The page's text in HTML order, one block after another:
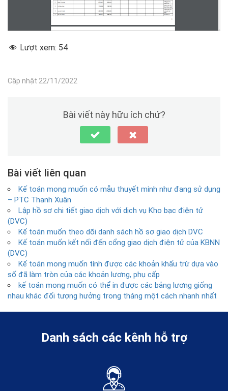
Lượt xem: 54
Cập nhật 22/11/2022
Bài viết này hữu ích chứ?
Bài viết liên quan
Kế toán mong muốn có mẫu thuyết minh như đang sử dụng
– PTC Thanh Xuân
Lập hồ sơ chi tiết giao dịch với dịch vụ Kho bạc điện tử
(DVC)
Kế toán muốn theo dõi danh sách hồ sơ giao dịch DVC
Kế toán muốn kết nối đến cổng giao dịch điện tử của KBNN
(DVC)
Kế toán mong muốn tính được các khoản khấu trừ dựa vào
số đã làm tròn của các khoản lương, phụ cấp
kế toán mong muốn có thể in được các bảng lương giống
nhau khác đối tượng hưởng trong tháng một cách nhanh nhất
Danh sách các kênh hỗ trợ